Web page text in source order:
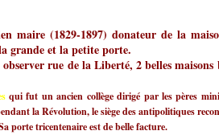
maire (1829-1897) donateur de la
grande et la petite porte.
rue de la Liberté, 2 belles maisons
qui fut un ancien collège dirigé par les pères
la Révolution, le siège des antipolitiques
porte tricentenaire est de belle facture.